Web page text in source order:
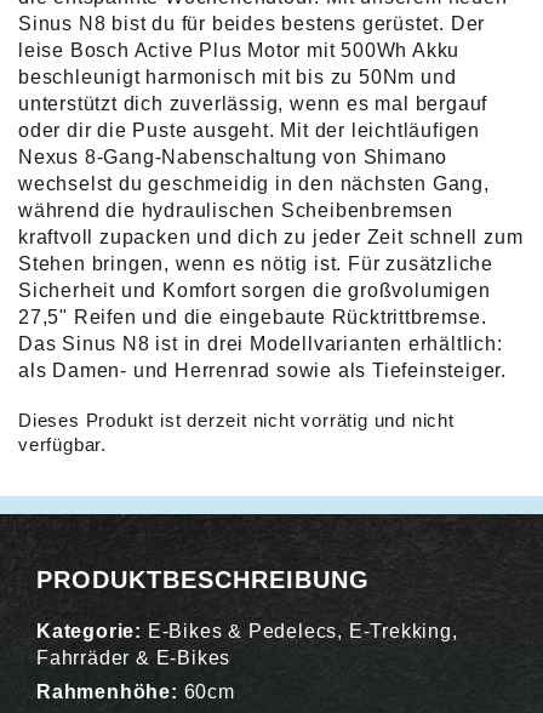
Sinus N8 bist du für beides bestens gerüstet. Der
leise Bosch Active Plus Motor mit 500Wh Akku
beschleunigt harmonisch mit bis zu 50Nm und
unterstützt dich zuverlässig, wenn es mal bergauf
oder dir die Puste ausgeht. Mit der leichtläufigen
Nexus 8-Gang-Nabenschaltung von Shimano
wechselst du geschmeidig in den nächsten Gang,
während die hydraulischen Scheibenbremsen
kraftvoll zupacken und dich zu jeder Zeit schnell zum
Stehen bringen, wenn es nötig ist. Für zusätzliche
Sicherheit und Komfort sorgen die großvolumigen
27,5" Reifen und die eingebaute Rücktrittbremse.
Das Sinus N8 ist in drei Modellvarianten erhältlich:
als Damen- und Herrenrad sowie als Tiefeinsteiger.
Dieses Produkt ist derzeit nicht vorrätig und nicht
verfügbar.
PRODUKTBESCHREIBUNG
Kategorie: E-Bikes & Pedelecs, E-Trekking,
Fahrräder & E-Bikes
Rahmenhöhe: 60cm